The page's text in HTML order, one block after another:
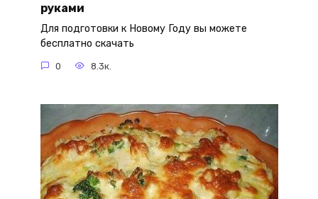
руками
Для подготовки к Новому Году вы можете
бесплатно скачать
0 8.3к.